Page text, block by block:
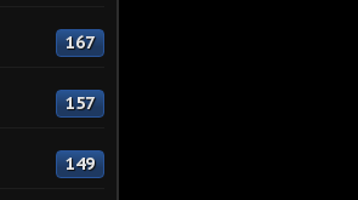
167
157
149